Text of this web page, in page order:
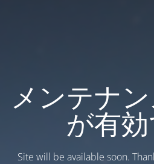
メンテナン
が有
Site will be available soon.